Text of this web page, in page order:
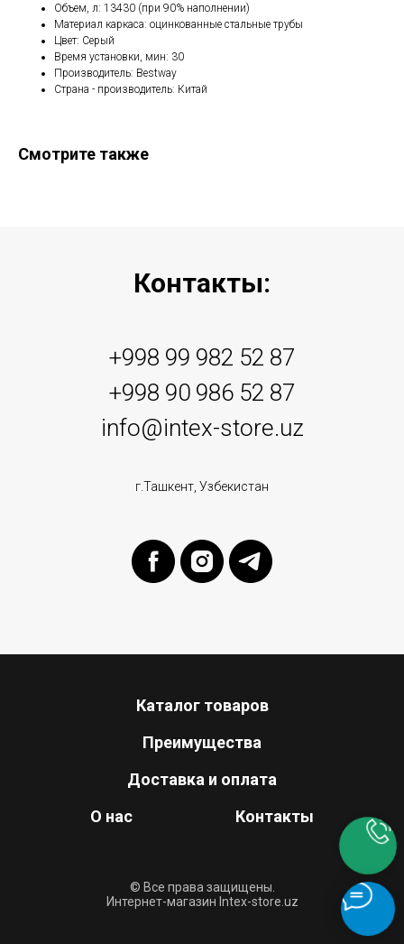
Объем, л: 13430 (при 90% наполнении)
Материал каркаса: оцинкованные стальные трубы
Цвет: Серый
Время установки, мин: 30
Производитель: Bestway
Страна - производитель: Китай
Смотрите также
Контакты:
+998 99 982 52 87
+998 90 986 52 87
info@intex-store.uz
г.Ташкент, Узбекистан
Каталог товаров
Преимущества
Доставка и оплата
О нас
Контакты
© Все права защищены.
Интернет-магазин Intex-store.uz